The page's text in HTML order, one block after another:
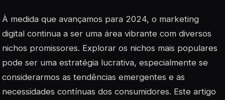
À medida que avançamos para 2024, o marketing
digital continua a ser uma área vibrante com diversos
nichos promissores. Explorar os nichos mais populares
pode ser uma estratégia lucrativa, especialmente se
considerarmos as tendências emergentes e as
necessidades contínuas dos consumidores. Este artigo